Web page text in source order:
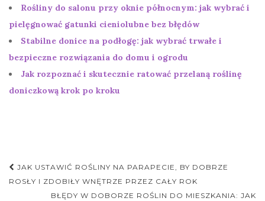
Rośliny do salonu przy oknie północnym: jak wybrać i
pielęgnować gatunki cieniolubne bez błędów
Stabilne donice na podłogę: jak wybrać trwałe i
bezpieczne rozwiązania do domu i ogrodu
Jak rozpoznać i skutecznie ratować przelaną roślinę
doniczkową krok po kroku
Nawigacja
postu
JAK USTAWIĆ ROŚLINY NA PARAPECIE, BY DOBRZE
ROSŁY I ZDOBIŁY WNĘTRZE PRZEZ CAŁY ROK
BŁĘDY W DOBORZE ROŚLIN DO MIESZKANIA: JAK